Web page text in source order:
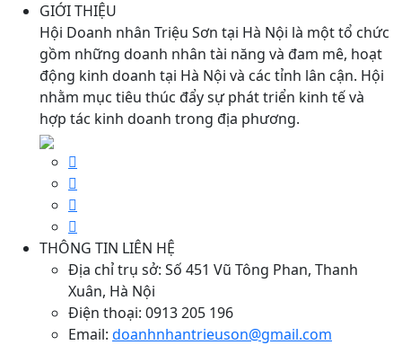
GIỚI THIỆU
Hội Doanh nhân Triệu Sơn tại Hà Nội là một tổ chức
gồm những doanh nhân tài năng và đam mê, hoạt
động kinh doanh tại Hà Nội và các tỉnh lân cận. Hội
nhằm mục tiêu thúc đẩy sự phát triển kinh tế và
hợp tác kinh doanh trong địa phương.
THÔNG TIN LIÊN HỆ
Địa chỉ trụ sở: Số 451 Vũ Tông Phan, Thanh
Xuân, Hà Nội
Điện thoại: 0913 205 196
Email: doanhnhantrieuson@gmail.com